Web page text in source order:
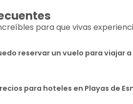
para que vivas
reservar un vuelo para viajar
para hoteles en Playas de